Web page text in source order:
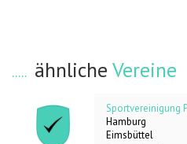
ähnliche Vereine
Sportvereinigung
Hamburg
Eimsbüttel